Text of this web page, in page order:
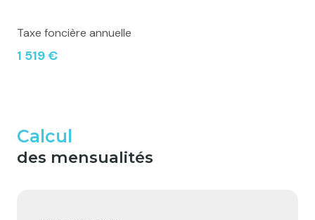
Taxe foncière annuelle
1 519 €
Calcul
des mensualités